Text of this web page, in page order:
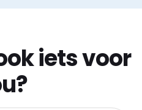
iets voor